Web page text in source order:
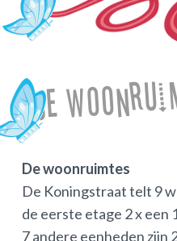
De
De woonruimtes
De Koningstraat telt 9
de eerste etage 2 x een
7 andere eenheden zijn